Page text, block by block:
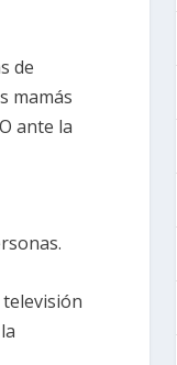
de
mamás
ante la